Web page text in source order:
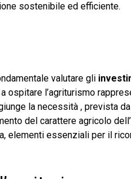
sostenibile ed efficiente.
valutare gli
ospitare l’agriturismo
la necessità , prevista
del carattere agricolo
elementi essenziali per il